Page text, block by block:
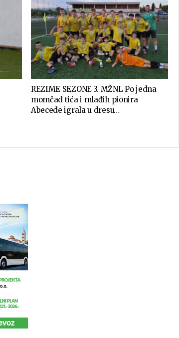
REZIME SEZONE 3. MŽNL Po jedna
momčad tića i mlađih pionira
Abecede igrala u dresu…